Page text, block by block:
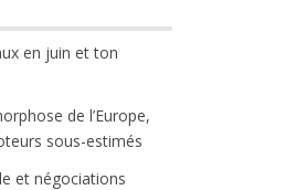
en juin et ton
de l’Europe,
sous-estimés
et négociations